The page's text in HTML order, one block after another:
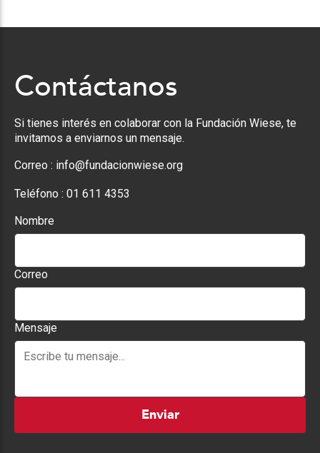
Contáctanos
Si tienes interés en colaborar con la Fundación Wiese, te
invitamos a enviarnos un mensaje.
Correo : info@fundacionwiese.org
Teléfono : 01 611 4353
Nombre
Correo
Mensaje
Enviar